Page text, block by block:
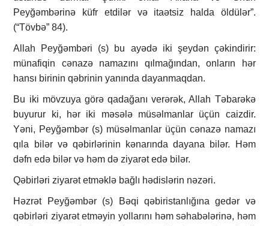
Peyğəmbərinə küfr etdilər və itaətsiz halda öldülər”.
(“Tövbə” 84).
Allah Peyğəmbəri (s) bu ayədə iki şeydən çəkindirir:
münafiqin cənazə namazını qılmağından, onların hər
hansı birinin qəbrinin yanında dayanmaqdan.
Bu iki mövzuya görə qadağanı verərək, Allah Təbarəkə
buyurur ki, hər iki məsələ müsəlmanlar üçün caizdir.
Yəni, Peyğəmbər (s) müsəlmanlar üçün cənazə namazı
qıla bilər və qəbirlərinin kənarında dayana bilər. Həm
dəfn edə bilər və həm də ziyarət edə bilər.
Qəbirləri ziyarət etməklə bağlı hədislərin nəzəri.
Həzrət Peyğəmbər (s) Bəqi qəbiristanlığına gedər və
qəbirləri ziyarət etməyin yollarını həm səhabələrinə, həm